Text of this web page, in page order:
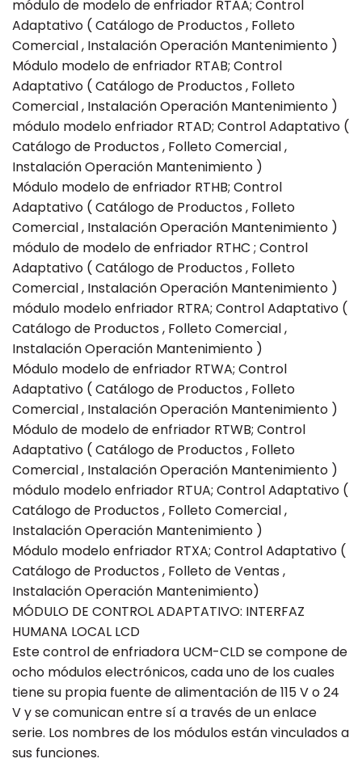
módulo de modelo de enfriador RTAA; Control
Adaptativo ( Catálogo de Productos , Folleto
Comercial , Instalación Operación Mantenimiento )
Módulo modelo de enfriador RTAB; Control
Adaptativo ( Catálogo de Productos , Folleto
Comercial , Instalación Operación Mantenimiento )
módulo modelo enfriador RTAD; Control Adaptativo (
Catálogo de Productos , Folleto Comercial ,
Instalación Operación Mantenimiento )
Módulo modelo de enfriador RTHB; Control
Adaptativo ( Catálogo de Productos , Folleto
Comercial , Instalación Operación Mantenimiento )
módulo de modelo de enfriador RTHC ; Control
Adaptativo ( Catálogo de Productos , Folleto
Comercial , Instalación Operación Mantenimiento )
módulo modelo enfriador RTRA; Control Adaptativo (
Catálogo de Productos , Folleto Comercial ,
Instalación Operación Mantenimiento )
Módulo modelo de enfriador RTWA; Control
Adaptativo ( Catálogo de Productos , Folleto
Comercial , Instalación Operación Mantenimiento )
Módulo de modelo de enfriador RTWB; Control
Adaptativo ( Catálogo de Productos , Folleto
Comercial , Instalación Operación Mantenimiento )
módulo modelo enfriador RTUA; Control Adaptativo (
Catálogo de Productos , Folleto Comercial ,
Instalación Operación Mantenimiento )
Módulo modelo enfriador RTXA; Control Adaptativo (
Catálogo de Productos , Folleto de Ventas ,
Instalación Operación Mantenimiento)
MÓDULO DE CONTROL ADAPTATIVO: INTERFAZ
HUMANA LOCAL LCD
Este control de enfriadora UCM-CLD se compone de
ocho módulos electrónicos, cada uno de los cuales
tiene su propia fuente de alimentación de 115 V o 24
V y se comunican entre sí a través de un enlace
serie. Los nombres de los módulos están vinculados a
sus funciones.